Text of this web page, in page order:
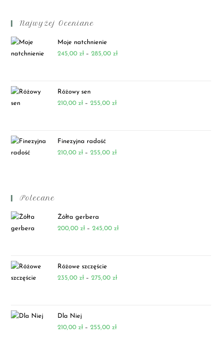
Najwyżej Oceniane
Moje natchnienie
245,00zł – 285,00zł
Różowy sen
210,00zł – 255,00zł
Finezyjna radość
210,00zł – 255,00zł
Polecane
Żółta gerbera
200,00zł – 245,00zł
Różowe szczęście
235,00zł – 275,00zł
Dla Niej
210,00zł – 255,00zł